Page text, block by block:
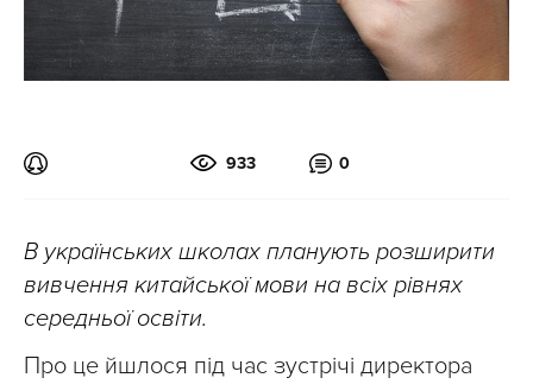
933 0
В українських школах планують розширити
вивчення китайської мови на всіх рівнях
середньої освіти.
Про це йшлося під час зустрічі директора